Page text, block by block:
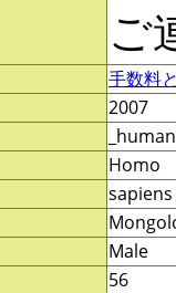
ご
手数料
2007
Homo
sapiens
Male
56